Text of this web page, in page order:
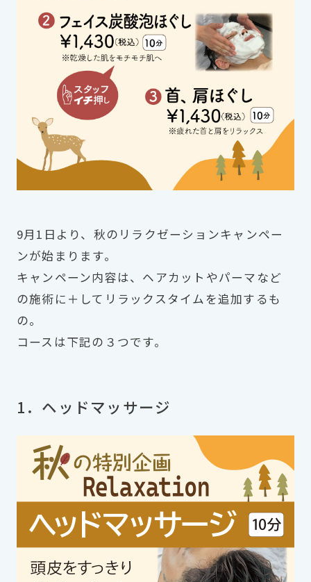
9月1日より、秋のリラクゼーションキャンペー
ンが始まります。
キャンペーン内容は、ヘアカットやパーマなど
の施術に＋してリラックスタイムを追加するも
の。
コースは下記の３つです。
1．ヘッドマッサージ